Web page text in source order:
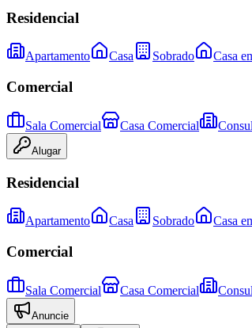
Residencial
Apartamento Casa Sobrado Casa
Comercial
Sala Comercial Casa Comercial
Alugar
Residencial
Apartamento Casa Sobrado Casa
Comercial
Sala Comercial Casa Comercial
Anuncie